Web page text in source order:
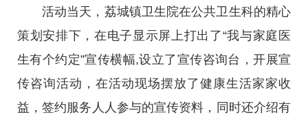
活动当天，荔城镇卫生院在公共卫生科的精心
策划安排下，在电子显示屏上打出了“我与家庭医
生有个约定”宣传横幅,设立了宣传咨询台，开展宣
传咨询活动，在活动现场摆放了健康生活家家收
益，签约服务人人参与的宣传资料，同时还介绍有